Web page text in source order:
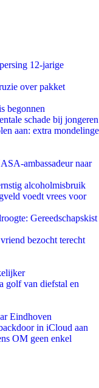
12-jarige
over pakket
begonnen
schade bij jongeren
aan: extra mondelinge
ambassadeur naar
alcoholmisbruik
voedt vrees voor
Gereedschapskist
bezocht terecht
golf van diefstal en
Eindhoven
in iCloud aan
OM geen enkel